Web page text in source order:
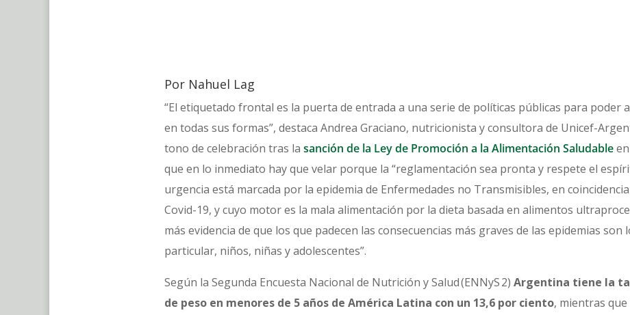
Por Nahuel Lag
“El etiquetado frontal es la puerta de entrada a una serie de políticas públicas para poder
en todas sus formas”, destaca Andrea Graciano, nutricionista y consultora de Unicef-
tono de celebración tras la sanción de la Ley de Promoción a la Alimentación Saludable
que en lo inmediato hay que velar porque la “reglamentación sea pronta y respete el
urgencia está marcada por la epidemia de Enfermedades no Transmisibles, en
Covid-19, y cuyo motor es la mala alimentación por la dieta basada en alimentos
más evidencia de que los que padecen las consecuencias más graves de las epidemias son
particular, niños, niñas y adolescentes”.
Según la Segunda Encuesta Nacional de Nutrición y Salud (ENNyS 2) Argentina tiene la
de peso en menores de 5 años de América Latina con un 13,6 por ciento, mientras